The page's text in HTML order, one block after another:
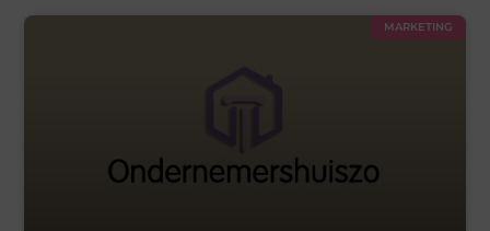
MARKETING